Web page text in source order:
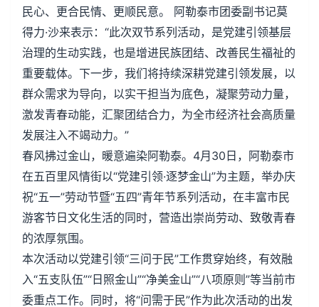
民心、更合民情、更顺民意。 阿勒泰市团委副书记莫
得力·沙来表示：“此次双节系列活动，是党建引领基层
治理的生动实践，也是增进民族团结、改善民生福祉的
重要载体。下一步，我们将持续深耕党建引领发展，以
群众需求为导向，以实干担当为底色，凝聚劳动力量，
激发青春动能，汇聚团结合力，为全市经济社会高质量
发展注入不竭动力。”
春风拂过金山，暖意遍染阿勒泰。4月30日，阿勒泰市
在五百里风情街以“党建引领·逐梦金山”为主题，举办庆
祝“五一”劳动节暨“五四”青年节系列活动，在丰富市民
游客节日文化生活的同时，营造出崇尚劳动、致敬青春
的浓厚氛围。
本次活动以党建引领“三问于民”工作贯穿始终，有效融
入“五支队伍”“日照金山”“净美金山”“八项原则”等当前市
委重点工作。同时，将“问需于民”作为此次活动的出发